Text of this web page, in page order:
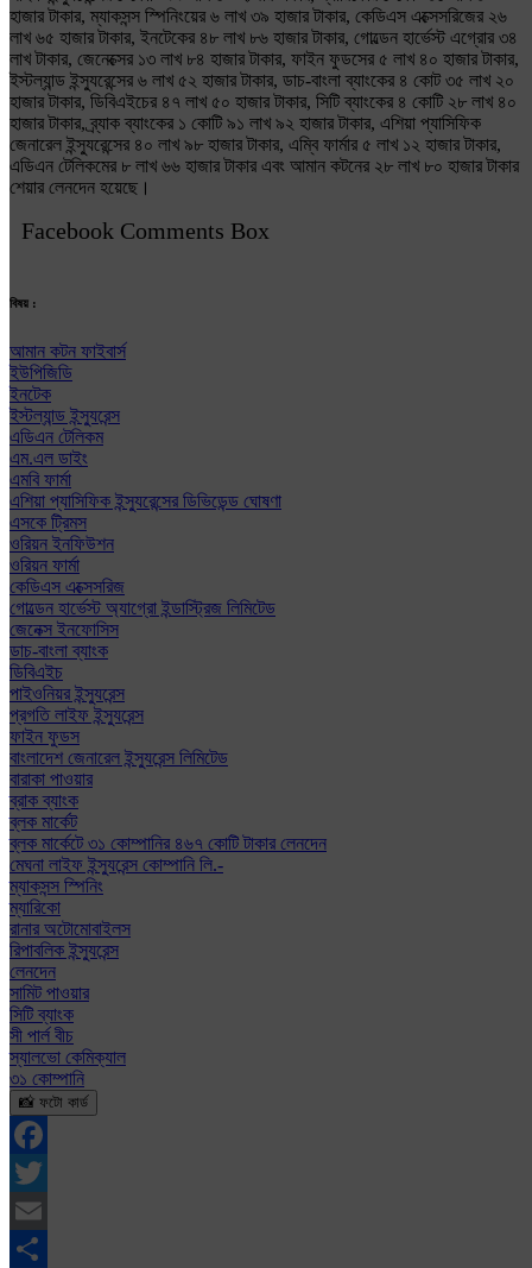
হাজার টাকার, ম্যাকসন্স স্পিনিংয়ের ৬ লাখ ৩৯ হাজার টাকার, কেডিএস এক্সেসরিজের ২৬
লাখ ৬৫ হাজার টাকার, ইনটেকের ৪৮ লাখ ৮৬ হাজার টাকার, গোল্ডেন হার্ভেস্ট এগ্রোর ৩৪
লাখ টাকার, জেনেক্সের ১৩ লাখ ৮৪ হাজার টাকার, ফাইন ফুডসের ৫ লাখ ৪০ হাজার টাকার,
ইস্টল্যান্ড ইন্স্যুরেন্সের ৬ লাখ ৫২ হাজার টাকার, ডাচ-বাংলা ব্যাংকের ৪ কোট ৩৫ লাখ ২০
হাজার টাকার, ডিবিএইচের ৪৭ লাখ ৫০ হাজার টাকার, সিটি ব্যাংকের ৪ কোটি ২৮ লাখ ৪০
হাজার টাকার, ব্র্যাক ব্যাংকের ১ কোটি ৯১ লাখ ৯২ হাজার টাকার, এশিয়া প্যাসিফিক
জেনারেল ইন্স্যুরেন্সের ৪০ লাখ ৯৮ হাজার টাকার, এম্বি ফার্মার ৫ লাখ ১২ হাজার টাকার,
এডিএন টেলিকমের ৮ লাখ ৬৬ হাজার টাকার এবং আমান কটনের ২৮ লাখ ৮০ হাজার টাকার
শেয়ার লেনদেন হয়েছে।
Facebook Comments Box
বিষয় :
আমান কটন ফাইবার্স
ইউপিজিডি
ইনটেক
ইস্টল্যান্ড ইন্স্যুরেন্স
এডিএন টেলিকম
এম.এল ডাইং
এমবি ফার্মা
এশিয়া প্যাসিফিক ইন্স্যুরেন্সের ডিভিডেন্ড ঘোষণা
এসকে ট্রিমস
ওরিয়ন ইনফিউশন
ওরিয়ন ফার্মা
কেডিএস এক্সেসরিজ
গোল্ডেন হার্ভেস্ট অ্যাগ্রো ইন্ডাস্ট্রিজ লিমিটেড
জেনেক্স ইনফোসিস
ডাচ-বাংলা ব্যাংক
ডিবিএইচ
পাইওনিয়র ইন্স্যুরেন্স
প্রগতি লাইফ ইন্স্যুরেন্স
ফাইন ফুডস
বাংলাদেশ জেনারেল ইন্স্যুরেন্স লিমিটেড
বারাকা পাওয়ার
ব্রাক ব্যাংক
ব্লক মার্কেট
ব্লক মার্কেটে ৩১ কোম্পানির ৪৬৭ কোটি টাকার লেনদেন
মেঘনা লাইফ ইন্স্যুরেন্স কোম্পানি লি.-
ম্যাকসন্স স্পিনিং
ম্যারিকো
রানার অটোমোবাইলস
রিপাবলিক ইন্স্যুরেন্স
লেনদেন
সামিট পাওয়ার
সিটি ব্যাংক
সী পার্ল বীচ
স্যালভো কেমিক্যাল
৩১ কোম্পানি
📸 ফটো কার্ড
Facebook
Twitter
Email